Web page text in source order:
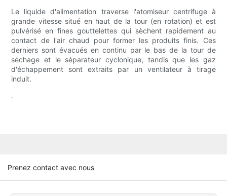
Le liquide d'alimentation traverse l'atomiseur centrifuge à
grande vitesse situé en haut de la tour (en rotation) et est
pulvérisé en fines gouttelettes qui sèchent rapidement au
contact de l'air chaud pour former les produits finis. Ces
derniers sont évacués en continu par le bas de la tour de
séchage et le séparateur cyclonique, tandis que les gaz
d'échappement sont extraits par un ventilateur à tirage
induit.
.
Prenez contact avec nous